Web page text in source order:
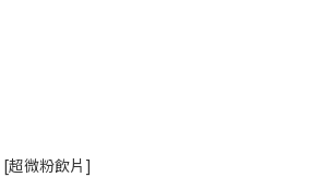
超微粉飲片]